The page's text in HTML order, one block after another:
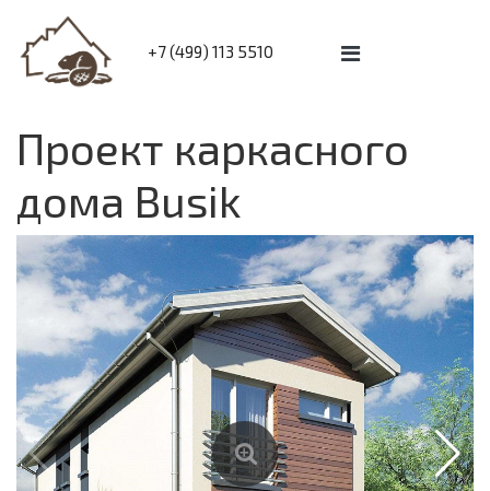
+7 (499) 113 5510
Проект каркасного
дома Busik